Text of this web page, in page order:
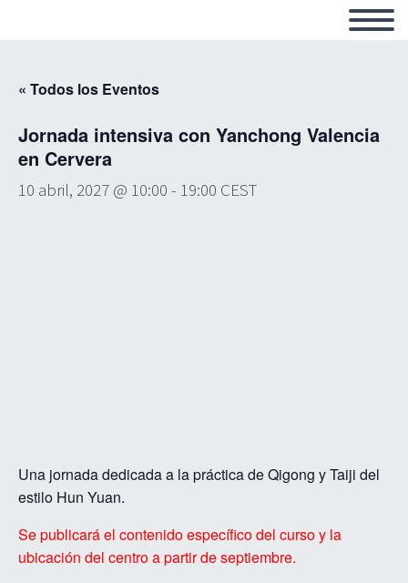
« Todos los Eventos
Jornada intensiva con Yanchong Valencia
en Cervera
10 abril, 2027 @ 10:00 - 19:00 CEST
Una jornada dedicada a la práctica de Qigong y Taiji del
estilo Hun Yuan.
Se publicará el contenido específico del curso y la
ubicación del centro a partir de septiembre.